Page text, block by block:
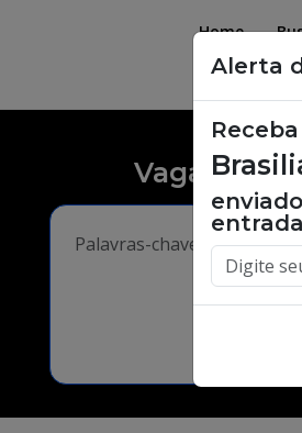
Home
Vagas de
Alerta
entrada